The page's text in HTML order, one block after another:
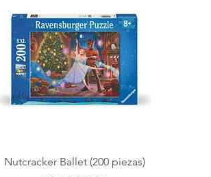
Vista rápida
Nutcracker Ballet (200 piezas)